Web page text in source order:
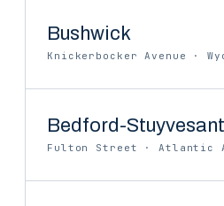
Bushwick
Knickerbocker Avenue ·
Bedford-Stuyvesant
Fulton Street · Atlantic